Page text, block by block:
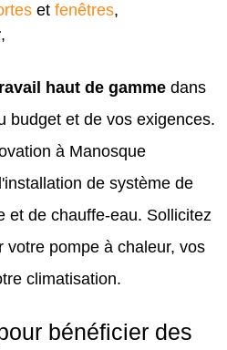
et fenêtres,
,
haut de gamme dans
budget et de vos exigences.
à Manosque
de système de
et de chauffe-eau. Sollicitez
votre pompe à chaleur, vos
climatisation.
bénéficier des